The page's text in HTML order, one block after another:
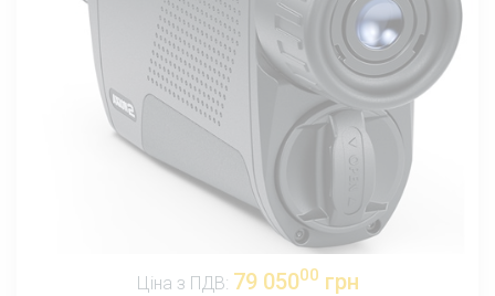
Ціна з ПДВ: 79 05000 грн